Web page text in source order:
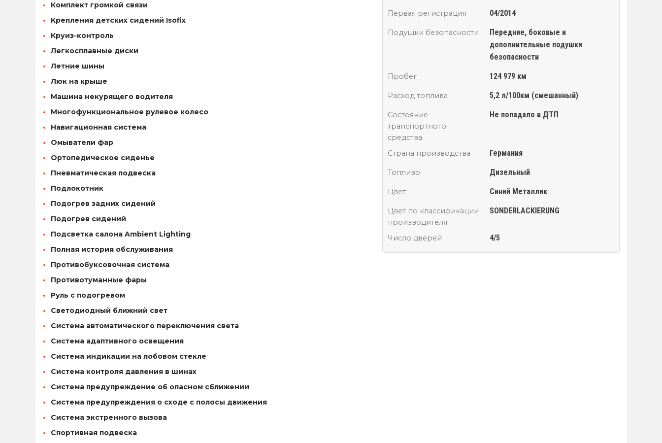
Первая регистрация 04/2014
Подушки безопасности
Передние, боковые и
дополнительные подушки
безопасности
Пробег 124 979 км
Расход топлива 5,2 л/100км (смешанный)
Состояние
транспортного
средства
Не попадало в ДТП
Страна производства Германия
Топливо Дизельный
Цвет Синий Металлик
Цвет по классификации
производителя
SONDERLACKIERUNG
Число дверей 4/5
Комплект громкой связи
Крепления детских сидений Isofix
Круиз-контроль
Легкосплавные диски
Летние шины
Люк на крыше
Машина некурящего водителя
Многофункциональное рулевое колесо
Навигационная система
Омыватели фар
Ортопедическое сиденье
Пневматическая подвеска
Подлокотник
Подогрев задних сидений
Подогрев сидений
Подсветка салона Ambient Lighting
Полная история обслуживания
Противобуксовочная система
Противотуманные фары
Руль с подогревом
Светодиодный ближний свет
Система автоматического переключения света
Система адаптивного освещения
Система индикации на лобовом стекле
Система контроля давления в шинах
Система предупреждение об опасном сближении
Система предупреждения о сходе с полосы движения
Система экстренного вызова
Спортивная подвеска